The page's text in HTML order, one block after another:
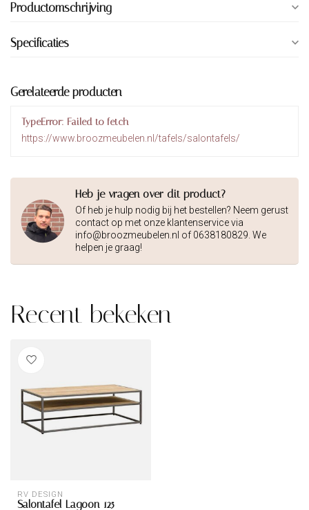
Productomschrijving
Specificaties
Gerelateerde producten
TypeError: Failed to fetch
https://www.broozmeubelen.nl/tafels/salontafels/
Heb je vragen over dit product?
Of heb je hulp nodig bij het bestellen? Neem gerust
contact op met onze klantenservice via
info@broozmeubelen.nl of 0638180829. We
helpen je graag!
Recent bekeken
RV DESIGN
Salontafel Lagoon 125